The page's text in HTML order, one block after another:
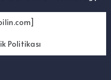
Politikası